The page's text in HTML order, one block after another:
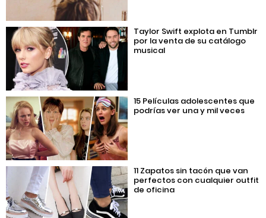
Taylor Swift explota en Tumblr
por la venta de su catálogo
musical
15 Películas adolescentes que
podrías ver una y mil veces
11 Zapatos sin tacón que van
perfectos con cualquier outfit
de oficina